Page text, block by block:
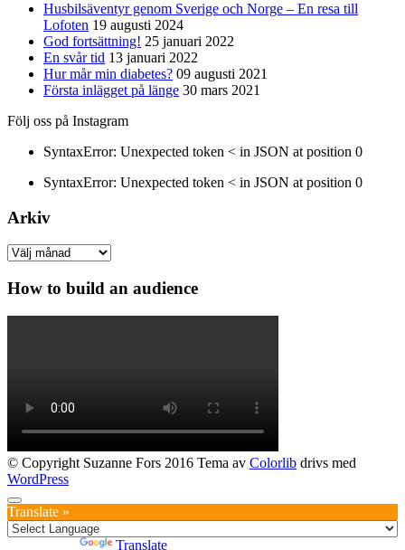
Husbilsäventyr genom Sverige och Norge – En resa till
Lofoten 19 augusti 2024
God fortsättning! 25 januari 2022
En svår tid 13 januari 2022
Hur mår min diabetes? 09 augusti 2021
Första inlägget på länge 30 mars 2021
Följ oss på Instagram
SyntaxError: Unexpected token < in JSON at position 0
SyntaxError: Unexpected token < in JSON at position 0
Arkiv
Arkiv
How to build an audience
© Copyright Suzanne Fors 2016 Tema av Colorlib drivs med
WordPress
Translate »
Translate